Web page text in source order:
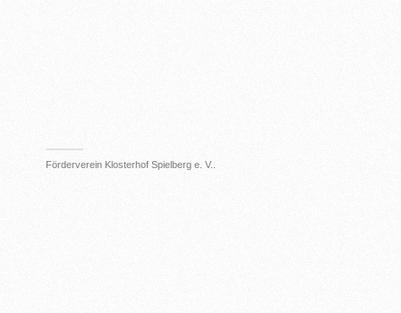
Förderverein Klosterhof Spielberg e. V..